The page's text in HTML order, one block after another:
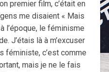
premier film, c’était en
me disaient « Mais
l’époque, le féminisme
J’étais là à m’excuser
féministe, c’est comme
mais je ne le fais